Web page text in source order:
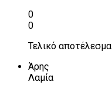
0
0
Τελικό αποτέλεσμα
Άρης
Λαμία